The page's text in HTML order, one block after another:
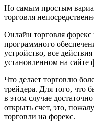
Но самым простым
торговля
Онлайн торговля форекс
программного
устройство, все
установленном на сайте
Что делает торговлю
трейдера. Для того, что
в этом случае
открыть счет, это,
торговли на форекс.